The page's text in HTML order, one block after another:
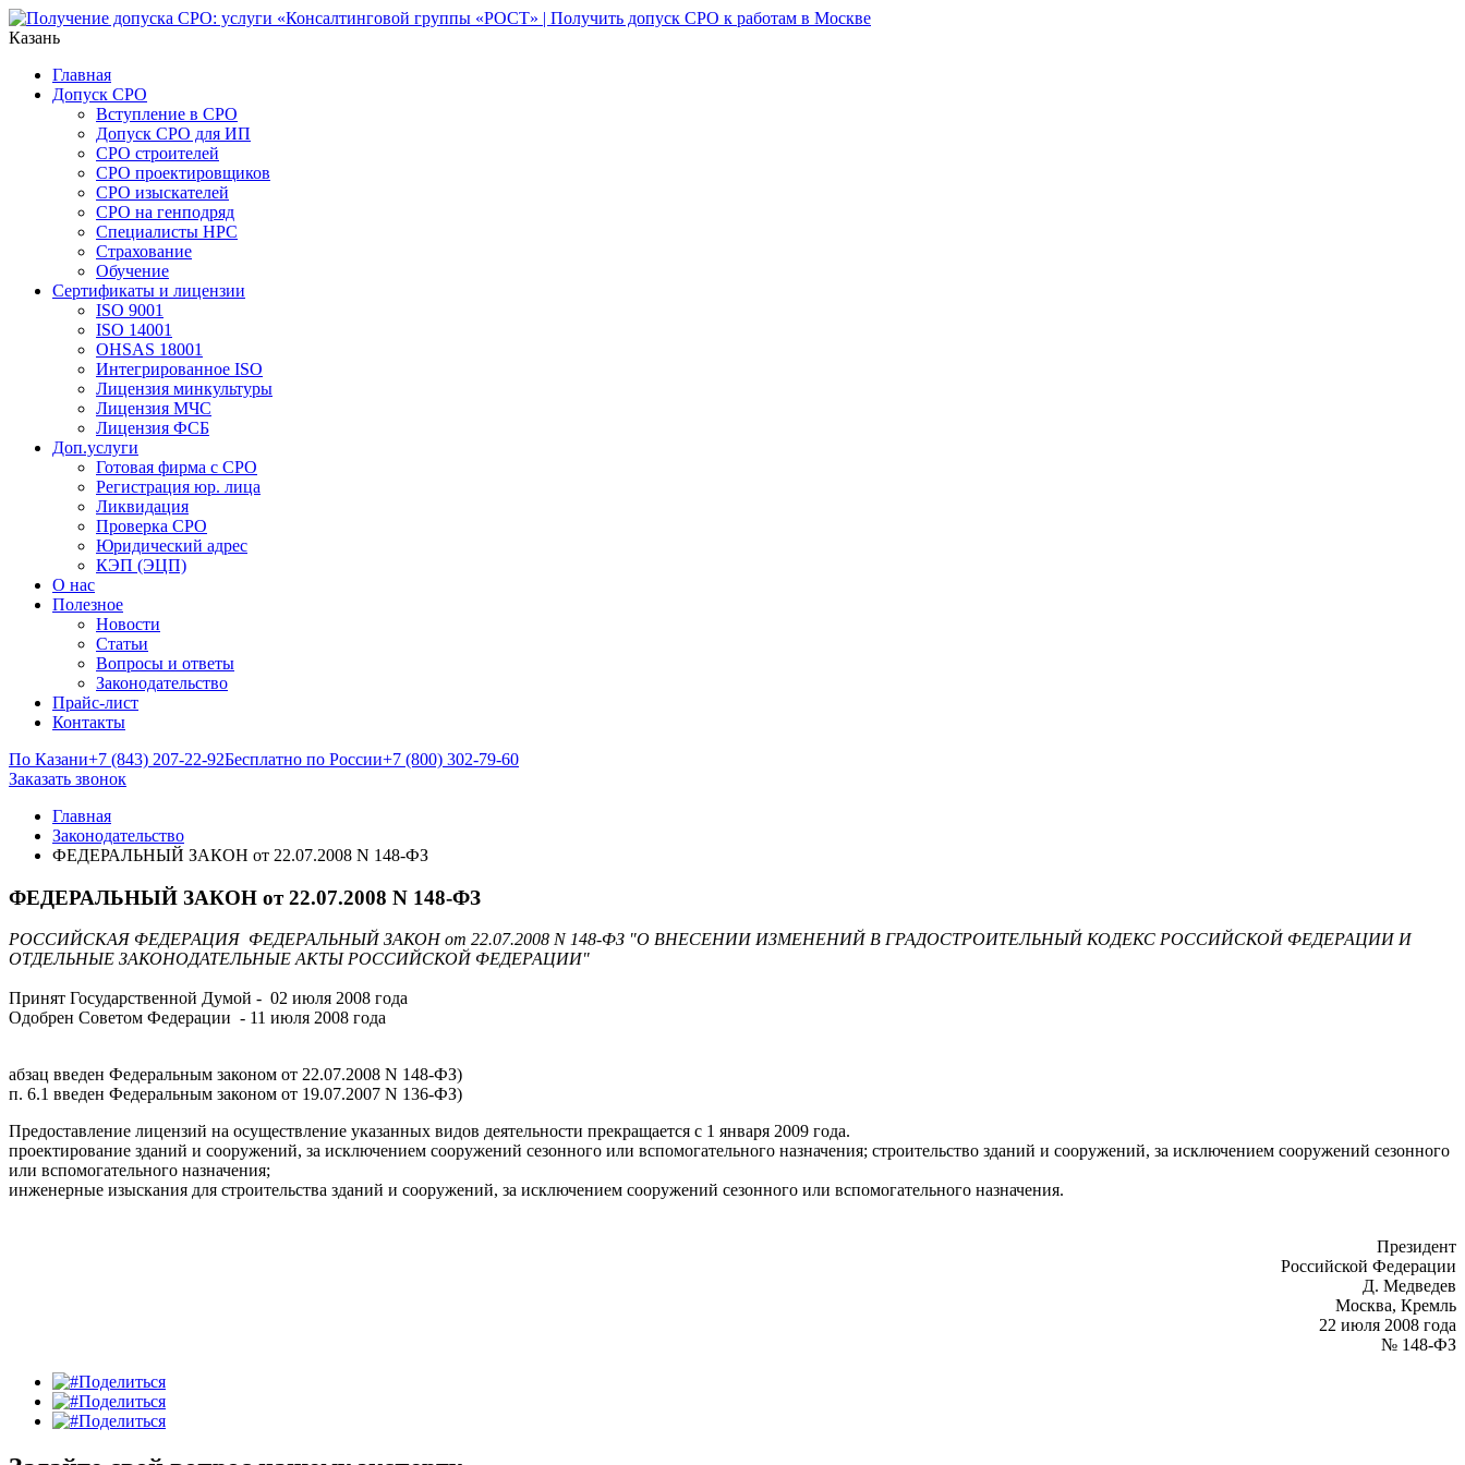
Казань
Главная
Допуск СРО
Вступление в СРО
Допуск СРО для ИП
СРО строителей
СРО проектировщиков
СРО изыскателей
СРО на генподряд
Специалисты НРС
Страхование
Обучение
Сертификаты и лицензии
ISO 9001
ISO 14001
OHSAS 18001
Интегрированное ISO
Лицензия минкультуры
Лицензия МЧС
Лицензия ФСБ
Доп.услуги
Готовая фирма с СРО
Регистрация юр. лица
Ликвидация
Проверка СРО
Юридический адрес
КЭП (ЭЦП)
О нас
Полезное
Новости
Статьи
Вопросы и ответы
Законодательство
Прайс-лист
Контакты
По Казани+7 (843) 207-22-92Бесплатно по России+7 (800) 302-79-60
Заказать звонок
Главная
Законодательство
ФЕДЕРАЛЬНЫЙ ЗАКОН oт 22.07.2008 N 148-ФЗ
ФЕДЕРАЛЬНЫЙ ЗАКОН oт 22.07.2008 N 148-ФЗ
РОССИЙСКАЯ ФЕДЕРАЦИЯ ФЕДЕРАЛЬНЫЙ ЗАКОН от 22.07.2008 N 148-ФЗ "О ВНЕСЕНИИ ИЗМЕНЕНИЙ В ГРАДОСТРОИТЕЛЬНЫЙ КОДЕКС РОССИЙСКОЙ ФЕДЕРАЦИИ И
ОТДЕЛЬНЫЕ ЗАКОНОДАТЕЛЬНЫЕ АКТЫ РОССИЙСКОЙ ФЕДЕРАЦИИ"
Принят Государственной Думой - 02 июля 2008 года
Одобрен Советом Федерации - 11 июля 2008 года
абзац введен Федеральным законом от 22.07.2008 N 148-ФЗ)
п. 6.1 введен Федеральным законом от 19.07.2007 N 136-ФЗ)
Предоставление лицензий на осуществление указанных видов деятельности прекращается с 1 января 2009 года.
проектирование зданий и сооружений, за исключением сооружений сезонного или вспомогательного назначения; строительство зданий и сооружений, за исключением сооружений сезонного
или вспомогательного назначения;
инженерные изыскания для строительства зданий и сооружений, за исключением сооружений сезонного или вспомогательного назначения.
Президент
Российской Федерации
Д. Медведев
Москва, Кремль
22 июля 2008 года
№ 148-ФЗ
Поделиться
Поделиться
Поделиться